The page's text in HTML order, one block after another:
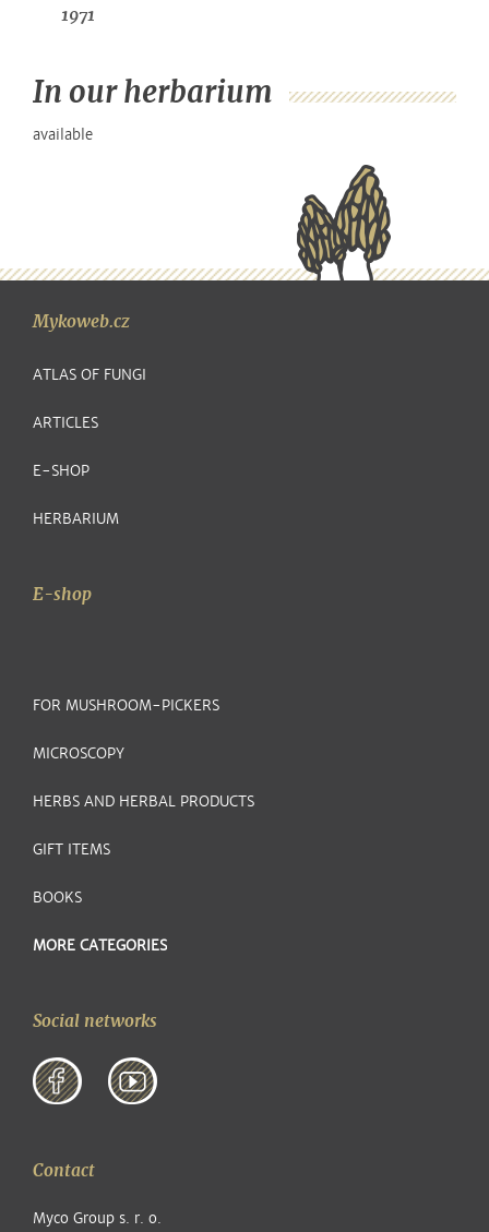
1971
In our herbarium
available
Mykoweb.cz
ATLAS OF FUNGI
ARTICLES
E-SHOP
HERBARIUM
E-shop
FOR MUSHROOM-PICKERS
MICROSCOPY
HERBS AND HERBAL PRODUCTS
GIFT ITEMS
BOOKS
MORE CATEGORIES
Social networks
Contact
Myco Group s. r. o.